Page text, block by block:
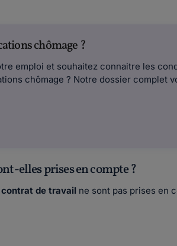
chômage ?
emploi et souhaitez connaitre les
chômage ? Notre dossier complet
elles prises en compte ?
de travail ne sont pas prises en